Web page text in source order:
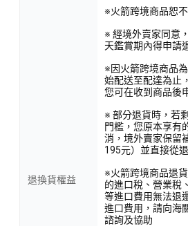
退換貨權益
※火箭跨境商品恕
※ 經境外賣家同意
天鑑賞期內得申請
※因火箭跨境商品
始配送至配達為止
您可在收到商品後
※ 部分退貨時，若
門檻，您原本享有
消，境外賣家保留
195元）並直接從
※火箭跨境商品退
的進口稅、營業稅
等進口費用無法退
進口費用，請向海
諮詢及協助